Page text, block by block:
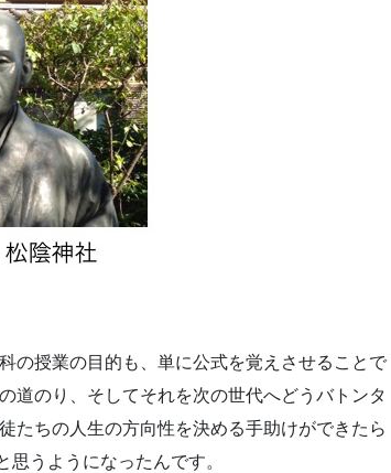
の授業の目的も、単に公式を覚えさせることで
道のり、そしてそれを次の世代へどうバトンタ
たちの人生の方向性を決める手助けができたら
思うようになったんです。